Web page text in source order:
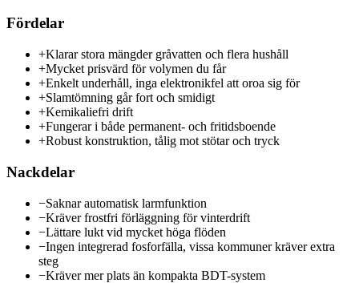
Fördelar
+Klarar stora mängder gråvatten och flera hushåll
+Mycket prisvärd för volymen du får
+Enkelt underhåll, inga elektronikfel att oroa sig för
+Slamtömning går fort och smidigt
+Kemikaliefri drift
+Fungerar i både permanent- och fritidsboende
+Robust konstruktion, tålig mot stötar och tryck
Nackdelar
−Saknar automatisk larmfunktion
−Kräver frostfri förläggning för vinterdrift
−Lättare lukt vid mycket höga flöden
−Ingen integrerad fosforfälla, vissa kommuner kräver extra
steg
−Kräver mer plats än kompakta BDT-system